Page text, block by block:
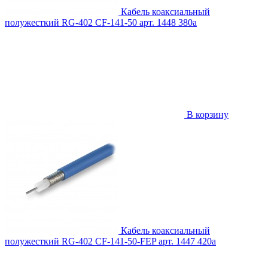
Кабель коаксиальный
полужесткий RG-402 CF-141-50 арт. 1448 380a
В корзину
Кабель коаксиальный
полужесткий RG-402 CF-141-50-FEP арт. 1447 420a